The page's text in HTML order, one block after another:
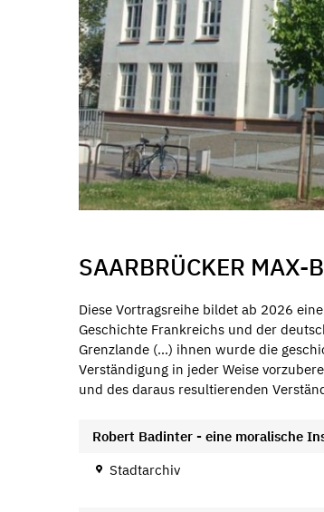
SAARBRÜCKER MAX-
Diese Vortragsreihe bildet ab 2026
Geschichte Frankreichs und der
Grenzlande (…) ihnen wurde die
Verständigung in jeder Weise
und des daraus resultierenden
Robert Badinter - eine moralische
Stadtarchiv